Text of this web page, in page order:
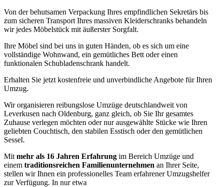
Von der behutsamen Verpackung Ihres empfindlichen Sekretärs bis
zum sicheren Transport Ihres massiven Kleiderschranks behandeln
wir jedes Möbelstück mit äußerster Sorgfalt.
Ihre Möbel sind bei uns in guten Händen, ob es sich um eine
vollständige Wohnwand, ein gemütliches Bett oder einen
funktionalen Schubladenschrank handelt.
Erhalten Sie jetzt kostenfreie und unverbindliche Angebote für Ihren
Umzug.
Wir organisieren reibungslose Umzüge deutschlandweit von
Leverkusen nach Oldenburg, ganz gleich, ob Sie Ihr gesamtes
Zuhause verlegen möchten oder nur ausgewählte Stücke wie Ihren
geliebten Couchtisch, den stabilen Esstisch oder den gemütlichen
Sessel.
Mit mehr als 16 Jahren Erfahrung im Bereich Umzüge und
einem traditionsreichen Familienunternehmen an Ihrer Seite,
stellen wir Ihnen ein professionelles Team erfahrener Umzugshelfer
zur Verfügung. In nur etwa